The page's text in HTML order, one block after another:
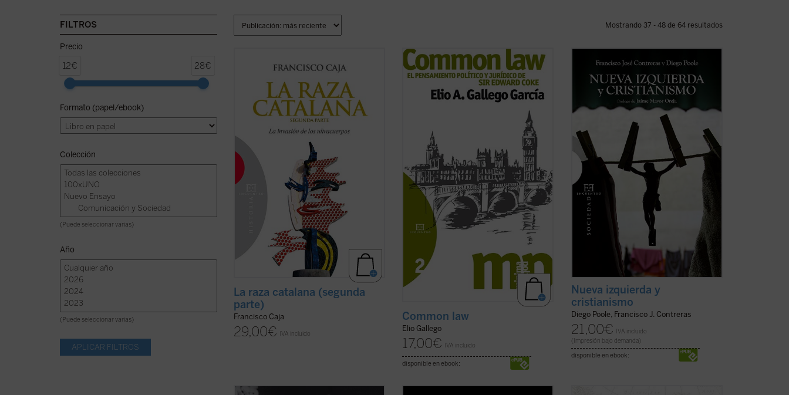
FILTROS
Precio
12€ 28€
Formato (papel/ebook)
Colección
(Puede seleccionar varias)
Año
(Puede seleccionar varias)
Mostrando 37 - 48 de 64 resultados
Tiene el lector entre sus manos la
trata de indagar el verdadero núcleo de
la doctrina política del catalanismo a
partir de sus propios textos. El
catalanismo desde un punto de vista
doctrinal debe ser ... (ver ficha)
La raza catalana (segunda
parte)
Francisco Caja
29,00€ IVA incluido
El common law
es orden jurídico, pero
también y, al mismo tiempo, orden
político. La Monarquía o el Parlamento
son tan pertenecientes alcommon law
posibilidad de interponer una demanda.
Common law
Elio Gallego
17,00€ IVA incluido
disponible en ebook:
La tesis central de este libro es que la
izquierda, habiendo fracasado durante el
siglo XX en su programa clásico (el
socialismo), ha sustituido en el XXI la
revolución socio-económica por la moral-
cultural. Ideas y políticas como la ...
Nueva izquierda y
cristianismo
Diego Poole, Francisco J. Contreras
21,00€
IVA incluido
(Impresión bajo demanda)
disponible en ebook: